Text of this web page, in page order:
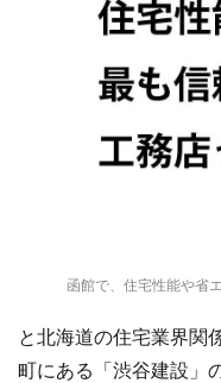
函館で、住宅性能や省
と北海道の住宅業界関
町にある「渋谷建設」